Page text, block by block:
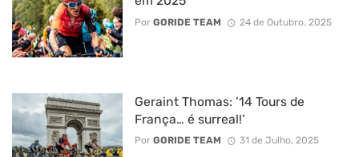
Por GORIDE TEAM 24 de Outubro, 2025
Geraint Thomas: ’14 Tours de
França… é surreal!’
Por GORIDE TEAM 31 de Julho, 2025